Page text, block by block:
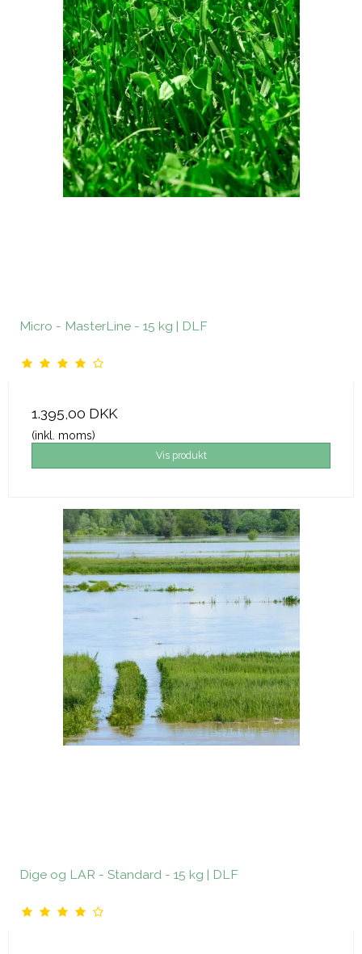
Micro - MasterLine - 15 kg | DLF
1.395,00 DKK
(inkl. moms)
Vis produkt
Dige og LAR - Standard - 15 kg | DLF